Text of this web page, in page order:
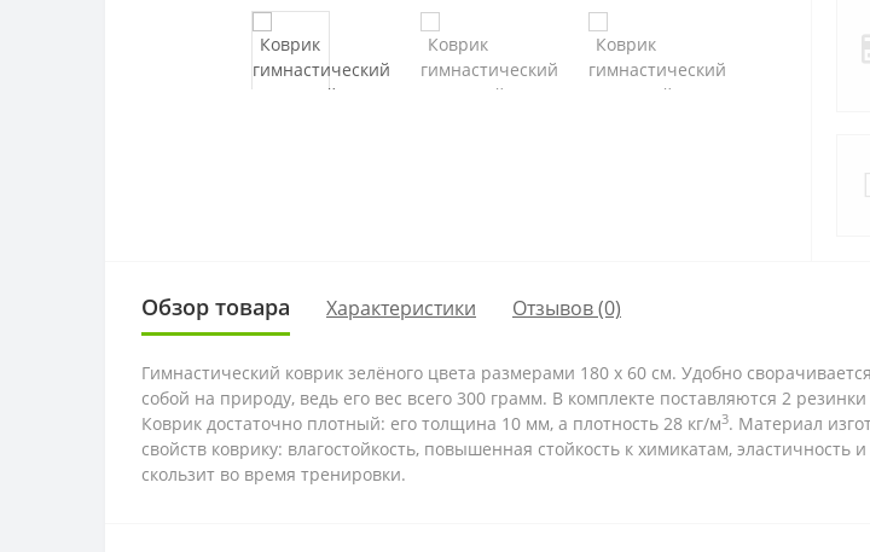
Обзор товара Характеристики Отзывов (0)
Гимнастический коврик зелёного цвета размерами 180 х 60 см. Удобно
собой на природу, ведь его вес всего 300 грамм. В комплекте поставляются 2
Коврик достаточно плотный: его толщина 10 мм, а плотность 28 кг/м3. Материал
свойств коврику: влагостойкость, повышенная стойкость к химикатам, эластичность
скользит во время тренировки.